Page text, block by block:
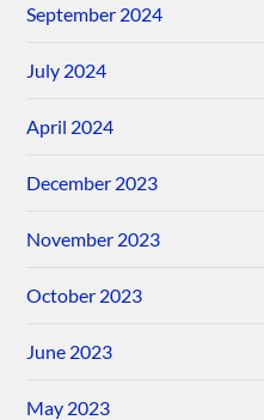
September 2024
July 2024
April 2024
December 2023
November 2023
October 2023
June 2023
May 2023